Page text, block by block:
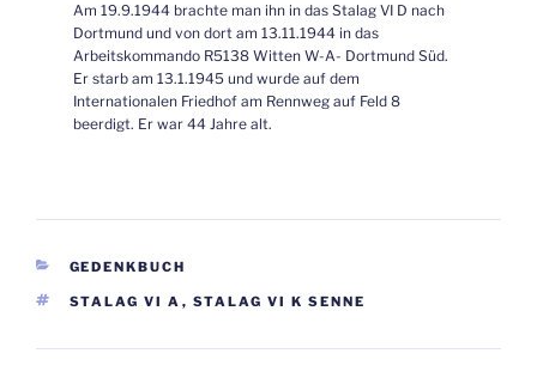
Am 19.9.1944 brachte man ihn in das Stalag VI D nach
Dortmund und von dort am 13.11.1944 in das
Arbeitskommando R5138 Witten W-A- Dortmund Süd.
Er starb am 13.1.1945 und wurde auf dem
Internationalen Friedhof am Rennweg auf Feld 8
beerdigt. Er war 44 Jahre alt.
KATEGORIEN
GEDENKBUCH
SCHLAGWÖRTER
STALAG VI A , STALAG VI K SENNE